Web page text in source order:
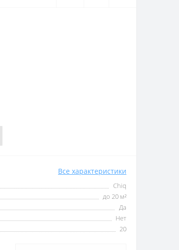
Все характеристики
Chiq
до 20 м²
Да
Нет
20